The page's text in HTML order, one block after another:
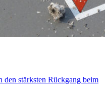
den stärksten Rückgang beim